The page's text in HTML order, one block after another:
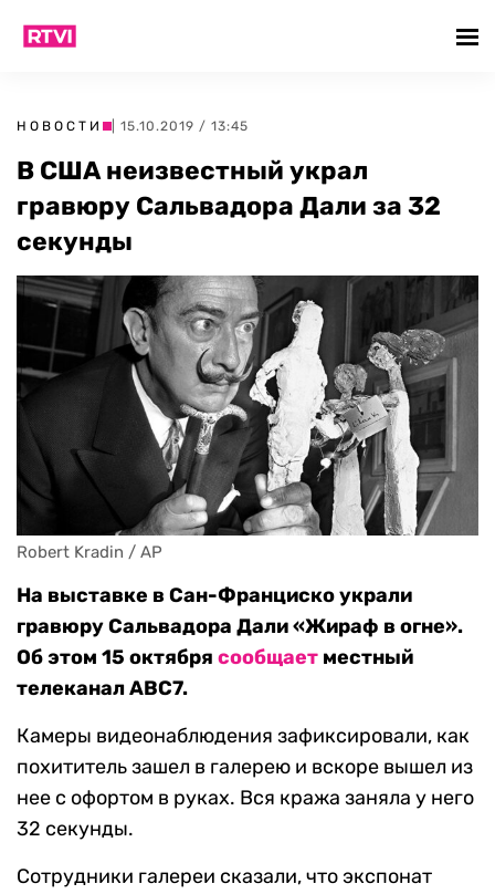
НОВОСТИ | 15.10.2019 / 13:45
В США неизвестный украл
гравюру Сальвадора Дали за 32
секунды
Robert Kradin / AP
На выставке в Сан-Франциско украли
гравюру Сальвадора Дали «Жираф в огне».
Об этом 15 октября сообщает местный
телеканал ABC7.
Камеры видеонаблюдения зафиксировали, как
похититель зашел в галерею и вскоре вышел из
нее с офортом в руках. Вся кража заняла у него
32 секунды.
Сотрудники галереи сказали, что экспонат